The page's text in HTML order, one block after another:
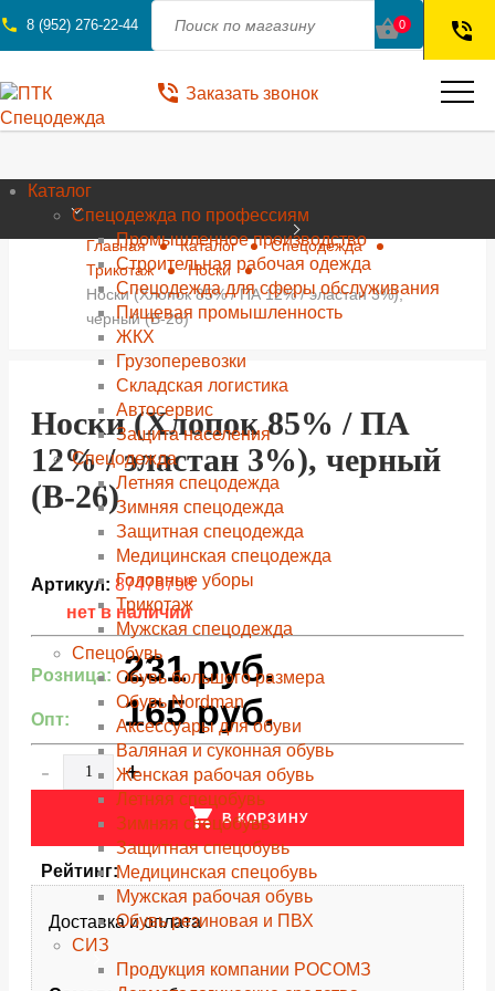
phone 8 (952) 276-22-44
phone_in_talk Заказать звонок
Каталог
Спецодежда по профессиям
Промышленное производство
Строительная рабочая одежда
Спецодежда для сферы обслуживания
Пищевая промышленность
ЖКХ
Грузоперевозки
Складская логистика
Автосервис
Защита населения
Спецодежда
Летняя спецодежда
Зимняя спецодежда
Защитная спецодежда
Медицинская спецодежда
Головные уборы
Трикотаж
Мужская спецодежда
Спецобувь
Обувь большого размера
Обувь Nordman
Аксессуары для обуви
Валяная и суконная обувь
Женская рабочая обувь
Летняя спецобувь
Зимняя спецобувь
Защитная спецобувь
Медицинская спецобувь
Мужская рабочая обувь
Обувь резиновая и ПВХ
СИЗ
Продукция компании РОСОМЗ
shopping_basket0 phone_in_talk
Главная Каталог
Спецодежда
Трикотаж
Носки
Носки (Хлопок 85% / ПА 12% / эластан 3%),
черный (В-26)
Носки (Хлопок 85% / ПА
12% / эластан 3%), черный
(В-26)
Артикул: 87478798
нет в наличии
Розница: 231руб.
Опт: 165руб.
- +
shopping_cart В КОРЗИНУ
Рейтинг:
Доставка и оплата